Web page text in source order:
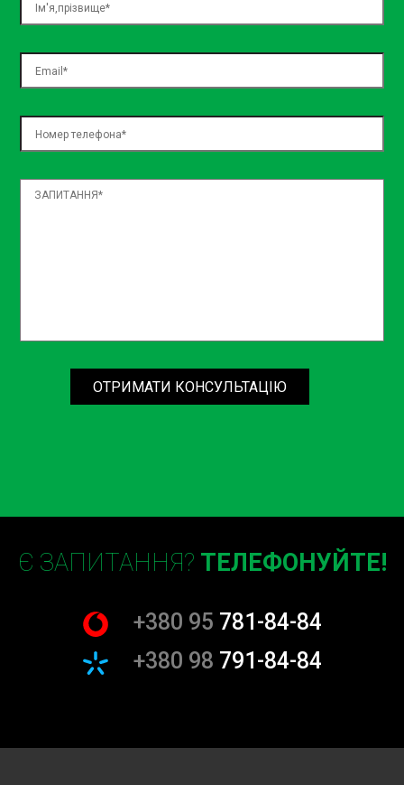
ОТРИМАТИ КОНСУЛЬТАЦІЮ
Є ЗАПИТАННЯ? ТЕЛЕФОНУЙТЕ!
+380 95 781-84-84
+380 98 791-84-84